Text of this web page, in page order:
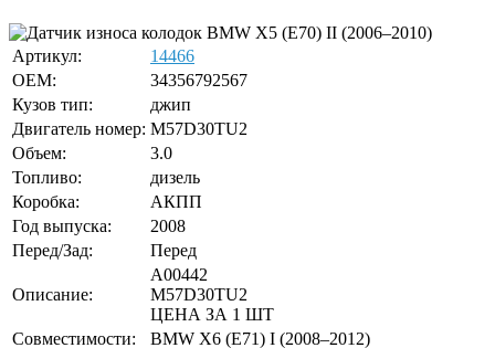
Артикул:
14466
OEM:
34356792567
Кузов тип:
джип
Двигатель номер: M57D30TU2
Объем:
3.0
Топливо:
дизель
Коробка:
АКПП
Год выпуска:
2008
Перед/Зад:
Перед
Описание:
A00442
M57D30TU2
ЦЕНА ЗА 1 ШТ
Совместимости:
BMW X6 (E71) I (2008–2012)